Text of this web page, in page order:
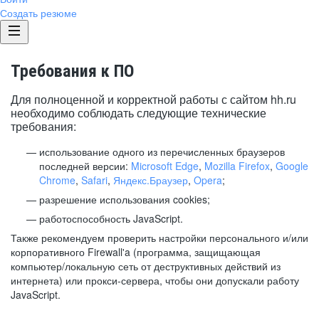
Создать резюме
Требования к ПО
Для полноценной и корректной работы с сайтом hh.ru
необходимо соблюдать следующие технические
требования:
использование одного из перечисленных браузеров
последней версии: Microsoft Edge, Mozilla Firefox, Google
Chrome, Safari, Яндекс.Браузер, Opera;
разрешение использования cookies;
работоспособность JavaScript.
Также рекомендуем проверить настройки персонального и/или
корпоративного Firewall'a (программа, защищающая
компьютер/локальную сеть от деструктивных действий из
интернета) или прокси-сервера, чтобы они допускали работу
JavaScript.